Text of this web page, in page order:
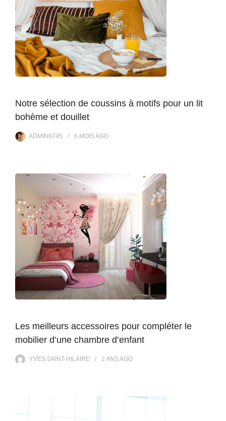
Notre sélection de coussins à motifs pour un lit
bohème et douillet
ADMIN8745 6 MOISAGO
Les meilleurs accessoires pour compléter le
mobilier d’une chambre d’enfant
YVES SAINT-HILAIRE 2 ANSAGO